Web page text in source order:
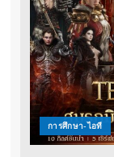
การศึกษา-ไอที